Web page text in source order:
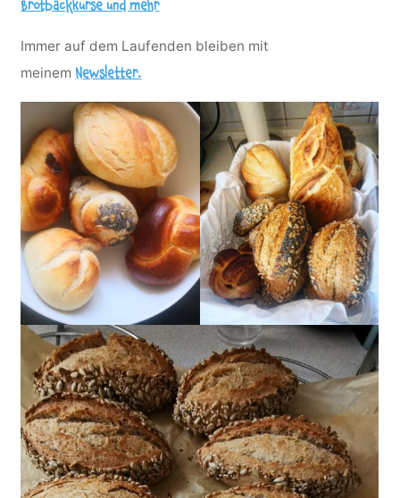
Brotbackkurse und mehr
Immer auf dem Laufenden bleiben mit
meinemNewsletter.